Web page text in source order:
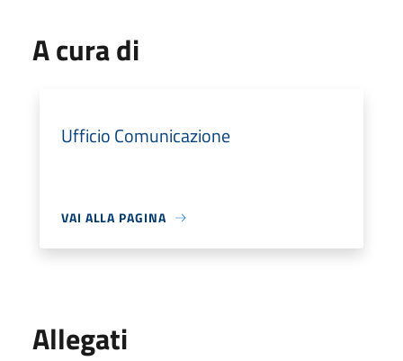
A cura di
Ufficio Comunicazione
VAI ALLA PAGINA
Allegati